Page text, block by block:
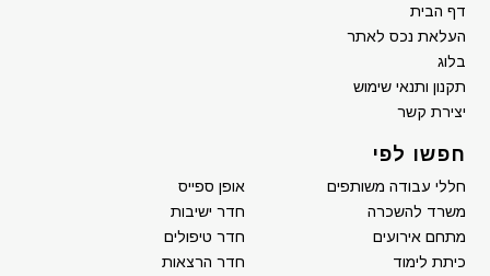
דף הבית
העלאת נכס לאתר
בלוג
תקנון ותנאי שימוש
יצירת קשר
חפשו לפי
חללי עבודה משותפים
אופן ספייס
משרד להשכרה
חדר ישיבות
מתחם אירועים
חדר טיפולים
כיתת לימוד
חדר הרצאות